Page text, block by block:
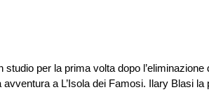
studio per la prima volta dopo
a L’Isola dei Famosi. Ilary Blasi